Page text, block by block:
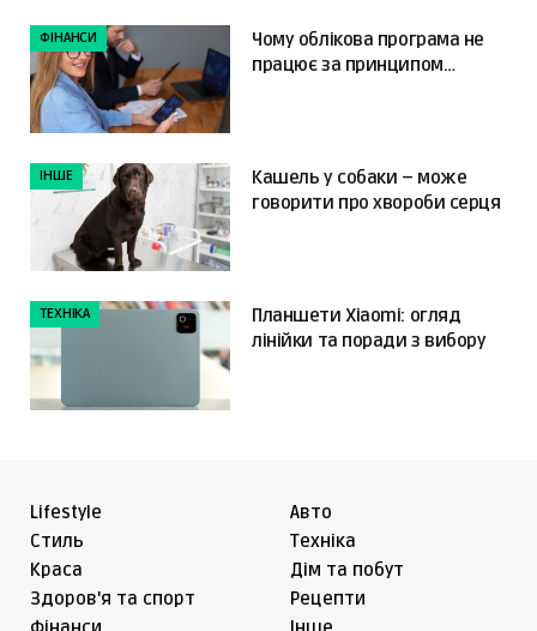
ФІНАНСИ
Чому облікова програма не
працює за принципом
ІНШЕ
Кашель у собаки – може
говорити про хвороби серця
ТЕХНІКА
Планшети Xiaomi: огляд
лінійки та поради з вибору
Lifestyle
Cтиль
Краса
Здоров'я та спорт
Авто
Техніка
Дім та побут
Рецепти